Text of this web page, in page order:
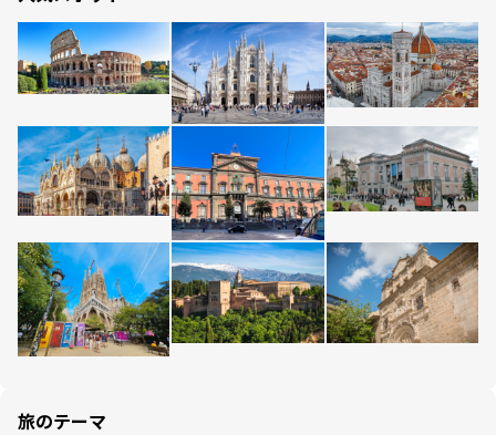
旅のテーマ